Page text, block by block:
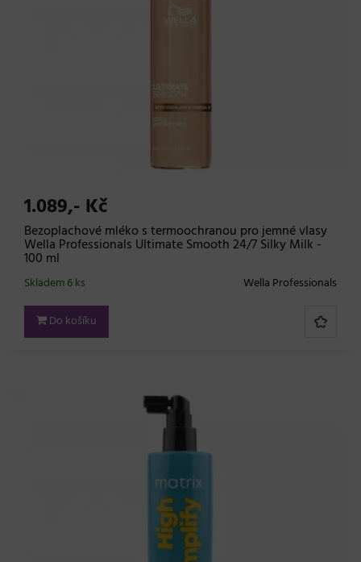
1.089,- Kč
Bezoplachové mléko s termoochranou pro jemné vlasy
Wella Professionals Ultimate Smooth 24/7 Silky Milk -
100 ml
Wella Professionals
Skladem 6 ks
Do košíku